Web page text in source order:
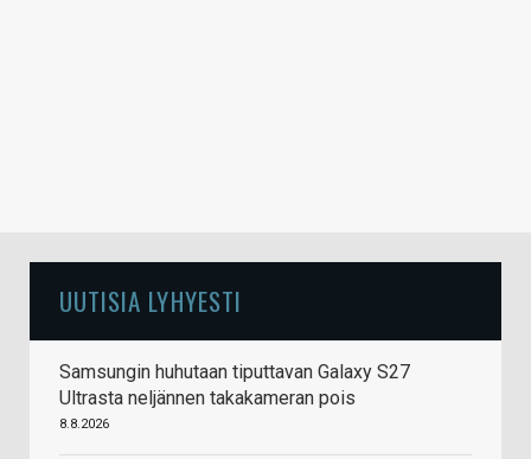
UUTISIA LYHYESTI
Samsungin huhutaan tiputtavan Galaxy S27
Ultrasta neljännen takakameran pois
8.8.2026